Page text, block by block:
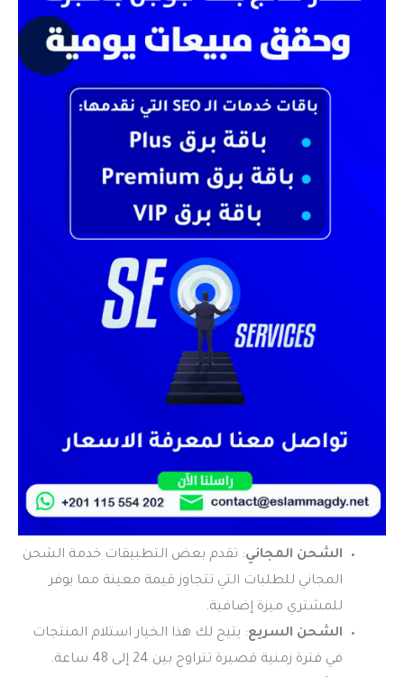
الشحن المجاني: تقدم بعض التطبيقات خدمة الشحن
المجاني للطلبات التي تتجاوز قيمة معينة مما يوفر
للمشتري ميزة إضافية.
الشحن السريع: يتيح لك هذا الخيار استلام المنتجات
في فترة زمنية قصيرة تتراوح بين 24 إلى 48 ساعة.